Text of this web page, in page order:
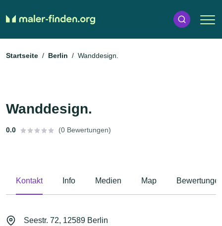
Startseite Berlin Wanddesign.
Wanddesign.
0.0 (0 Bewertungen)
Kontakt Info Medien Map
Seestr. 72, 12589 Berlin